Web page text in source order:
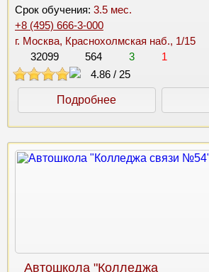
Срок обучения: 3.5 мес.
+8 (495) 666-3-000
г. Москва, Краснохолмская наб., 1/15
32099
564 3
1
4.86 / 25
Подробнее
Автошкола "Колледжа